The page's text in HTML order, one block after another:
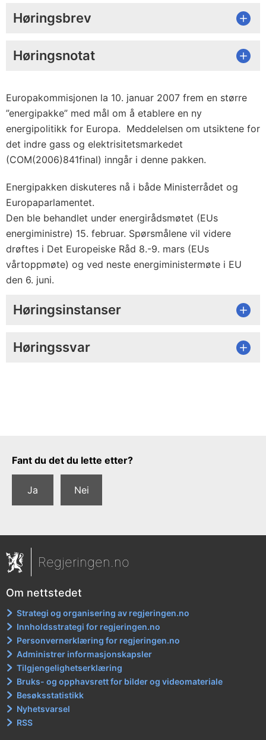
Høringsbrev
Høringsnotat
Europakommisjonen la 10. januar 2007 frem en større
”energipakke” med mål om å etablere en ny
energipolitikk for Europa. Meddelelsen om utsiktene for
det indre gass og elektrisitetsmarkedet
(COM(2006)841final) inngår i denne pakken.
Energipakken diskuteres nå i både Ministerrådet og
Europaparlamentet.
Den ble behandlet under energirådsmøtet (EUs
energiministre) 15. februar. Spørsmålene vil videre
drøftes i Det Europeiske Råd 8.-9. mars (EUs
vårtoppmøte) og ved neste energiministermøte i EU
den 6. juni.
Høringsinstanser
Høringssvar
Tilbakemeldingsskjema
Fant du det du lette etter?
Ja Nei
Regjeringen.no
Om nettstedet
Strategi og organisering av regjeringen.no
Innholdsstrategi for regjeringen.no
Personvernerklæring for regjeringen.no
Administrer informasjonskapsler
Tilgjengelighetserklæring
Bruks- og opphavsrett for bilder og videomateriale
Besøksstatistikk
Nyhetsvarsel
RSS